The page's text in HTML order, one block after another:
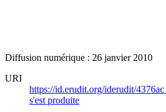
Diffusion numérique : 26 janvier 2010
URI
https://id.erudit.org/iderudit/4376ac
s'est produite